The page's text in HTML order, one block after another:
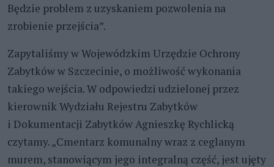
Będzie problem z uzyskaniem pozwolenia na
zrobienie przejścia”.
Zapytaliśmy w Wojewódzkim Urzędzie Ochrony
Zabytków w Szczecinie, o możliwość wykonania
takiego wejścia. W odpowiedzi udzielonej przez
kierownik Wydziału Rejestru Zabytków
i Dokumentacji Zabytków Agnieszkę Rychlicką
czytamy. „Cmentarz komunalny wraz z ceglanym
murem, stanowiącym jego integralną część, jest ujęty